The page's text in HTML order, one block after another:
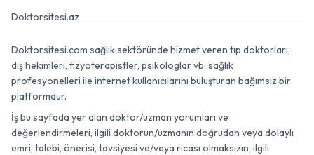
Doktorsitesi.az
Doktorsitesi.com sağlık sektöründe hizmet veren tıp doktorları,
diş hekimleri, fizyoterapistler, psikologlar vb. sağlık
profesyonelleri ile internet kullanıcılarını buluşturan bağımsız bir
platformdur.
İş bu sayfada yer alan doktor/uzman yorumları ve
değerlendirmeleri, ilgili doktorun/uzmanın doğrudan veya dolaylı
emri, talebi, önerisi, tavsiyesi ve/veya ricası olmaksızın, ilgili